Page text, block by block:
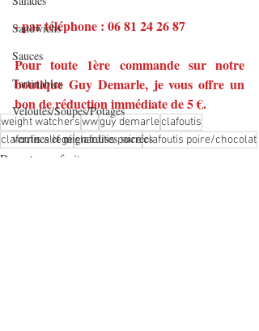
Sandwichs
Sauces
Tartinables
Veloutés/Soupes/Potages
verrines et mignardises sucrées
- par téléphone : 06 81 24 26 87
Pour toute 1ère commande sur notre
boutique Guy Demarle, je vous offre un
bon de réduction immédiate de 5 €.
weight watcherswwguy demarleclafoutis
clafoutis allégéclafoutis poireclafoutis poire/chocolat
Desserts aux fruits